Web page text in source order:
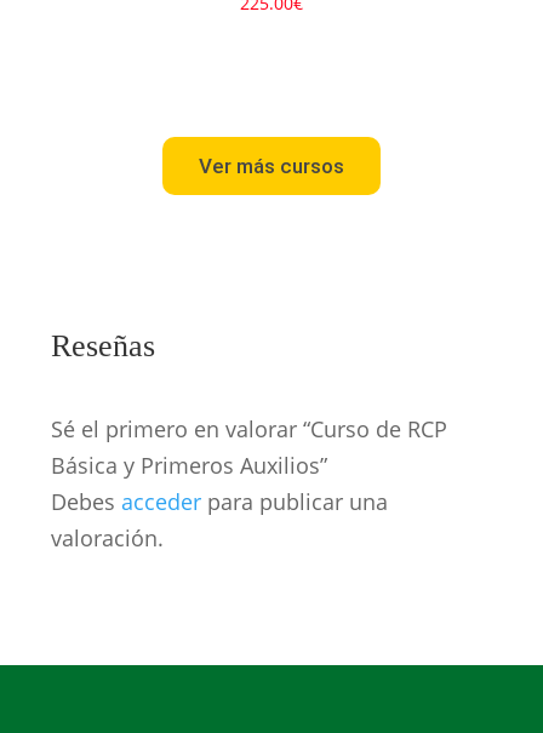
Ver más cursos
Reseñas
Sé el primero en valorar “Curso de RCP
Básica y Primeros Auxilios”
Debes acceder para publicar una
valoración.